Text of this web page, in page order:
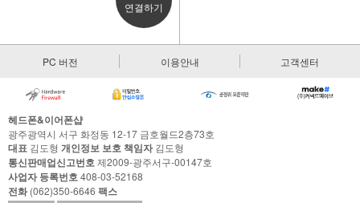
연결하기
PC 버전 이용안내 고객센터
헤드폰&이어폰샵
광주광역시 서구 화정동 12-17 금호월드2층73호
대표 김도형 개인정보 보호 책임자김도형
통신판매업신고번호제2009-광주서구-00147호
사업자 등록번호408-03-52168
전화(062)350-6646 팩스